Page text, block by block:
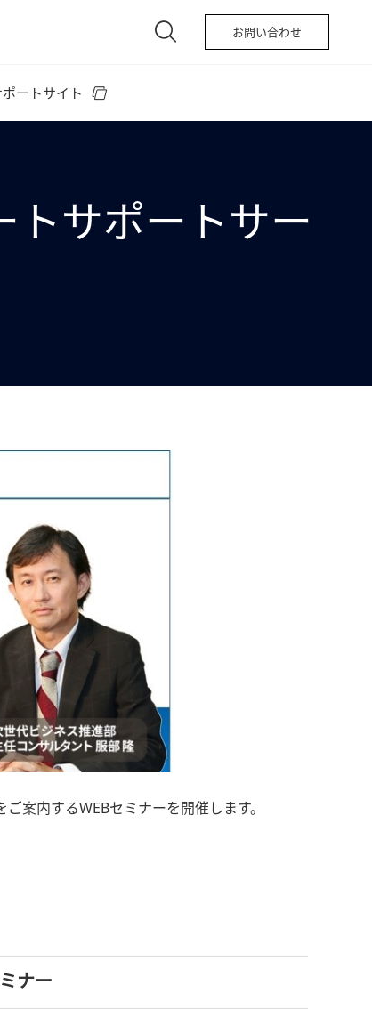
お問い合わせ
ートサイト
トサポートサー
案内するWEBセミナーを開催します。
ナー